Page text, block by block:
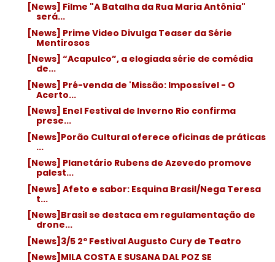
[News] Filme "A Batalha da Rua Maria Antônia"
será...
[News] Prime Video Divulga Teaser da Série
Mentirosos
[News] “Acapulco”, a elogiada série de comédia
de...
[News] Pré-venda de 'Missão: Impossível - O
Acerto...
[News] Enel Festival de Inverno Rio confirma
prese...
[News]Porão Cultural oferece oficinas de práticas
...
[News] Planetário Rubens de Azevedo promove
palest...
[News] Afeto e sabor: Esquina Brasil/Nega Teresa
t...
[News]Brasil se destaca em regulamentação de
drone...
[News]3/5 2º Festival Augusto Cury de Teatro
[News]MILA COSTA E SUSANA DAL POZ SE